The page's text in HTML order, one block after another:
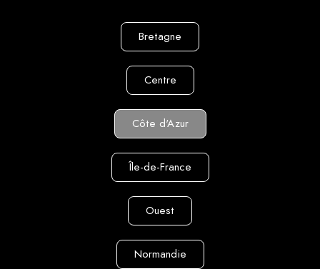
Bretagne
Centre
Côte d'Azur
Île-de-France
Ouest
Normandie